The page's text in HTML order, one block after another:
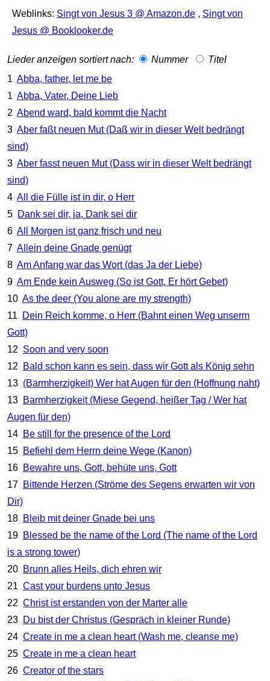
Weblinks: Singt von Jesus 3 @ Amazon.de, Singt von
Jesus @ Booklooker.de
Lieder anzeigen sortiert nach: Nummer
Titel
1 Abba, father, let me be
1 Abba, Vater, Deine Lieb
2 Abend ward, bald kommt die Nacht
3 Aber faßt neuen Mut (Daß wir in dieser Welt bedrängt
sind)
3 Aber fasst neuen Mut (Dass wir in dieser Welt bedrängt
sind)
4 All die Fülle ist in dir, o Herr
5 Dank sei dir, ja, Dank sei dir
6 All Morgen ist ganz frisch und neu
7 Allein deine Gnade genügt
8 Am Anfang war das Wort (das Ja der Liebe)
9 Am Ende kein Ausweg (So ist Gott, Er hört Gebet)
10 As the deer (You alone are my strength)
11
Dein Reich komme, o Herr (Bahnt einen Weg unserm
Gott)
12 Soon and very soon
12
Bald schon kann es sein, dass wir Gott als König sehn
13 (Barmherzigkeit) Wer hat Augen für den (Hoffnung naht)
13 Barmherzigkeit (Miese Gegend, heißer Tag / Wer hat
Augen für den)
14 Be still for the presence of the Lord
15 Befiehl dem Herrn deine Wege (Kanon)
16 Bewahre uns, Gott, behüte uns, Gott
17 Bittende Herzen (Ströme des Segens erwarten wir von
Dir)
18 Bleib mit deiner Gnade bei uns
19 Blessed be the name of the Lord (The name of the Lord
is a strong tower)
20 Brunn alles Heils, dich ehren wir
21 Cast your burdens unto Jesus
22 Christ ist erstanden von der Marter alle
23 Du bist der Christus (Gespräch in kleiner Runde)
24 Create in me a clean heart (Wash me, cleanse me)
25 Create in me a clean heart
26 Creator of the stars